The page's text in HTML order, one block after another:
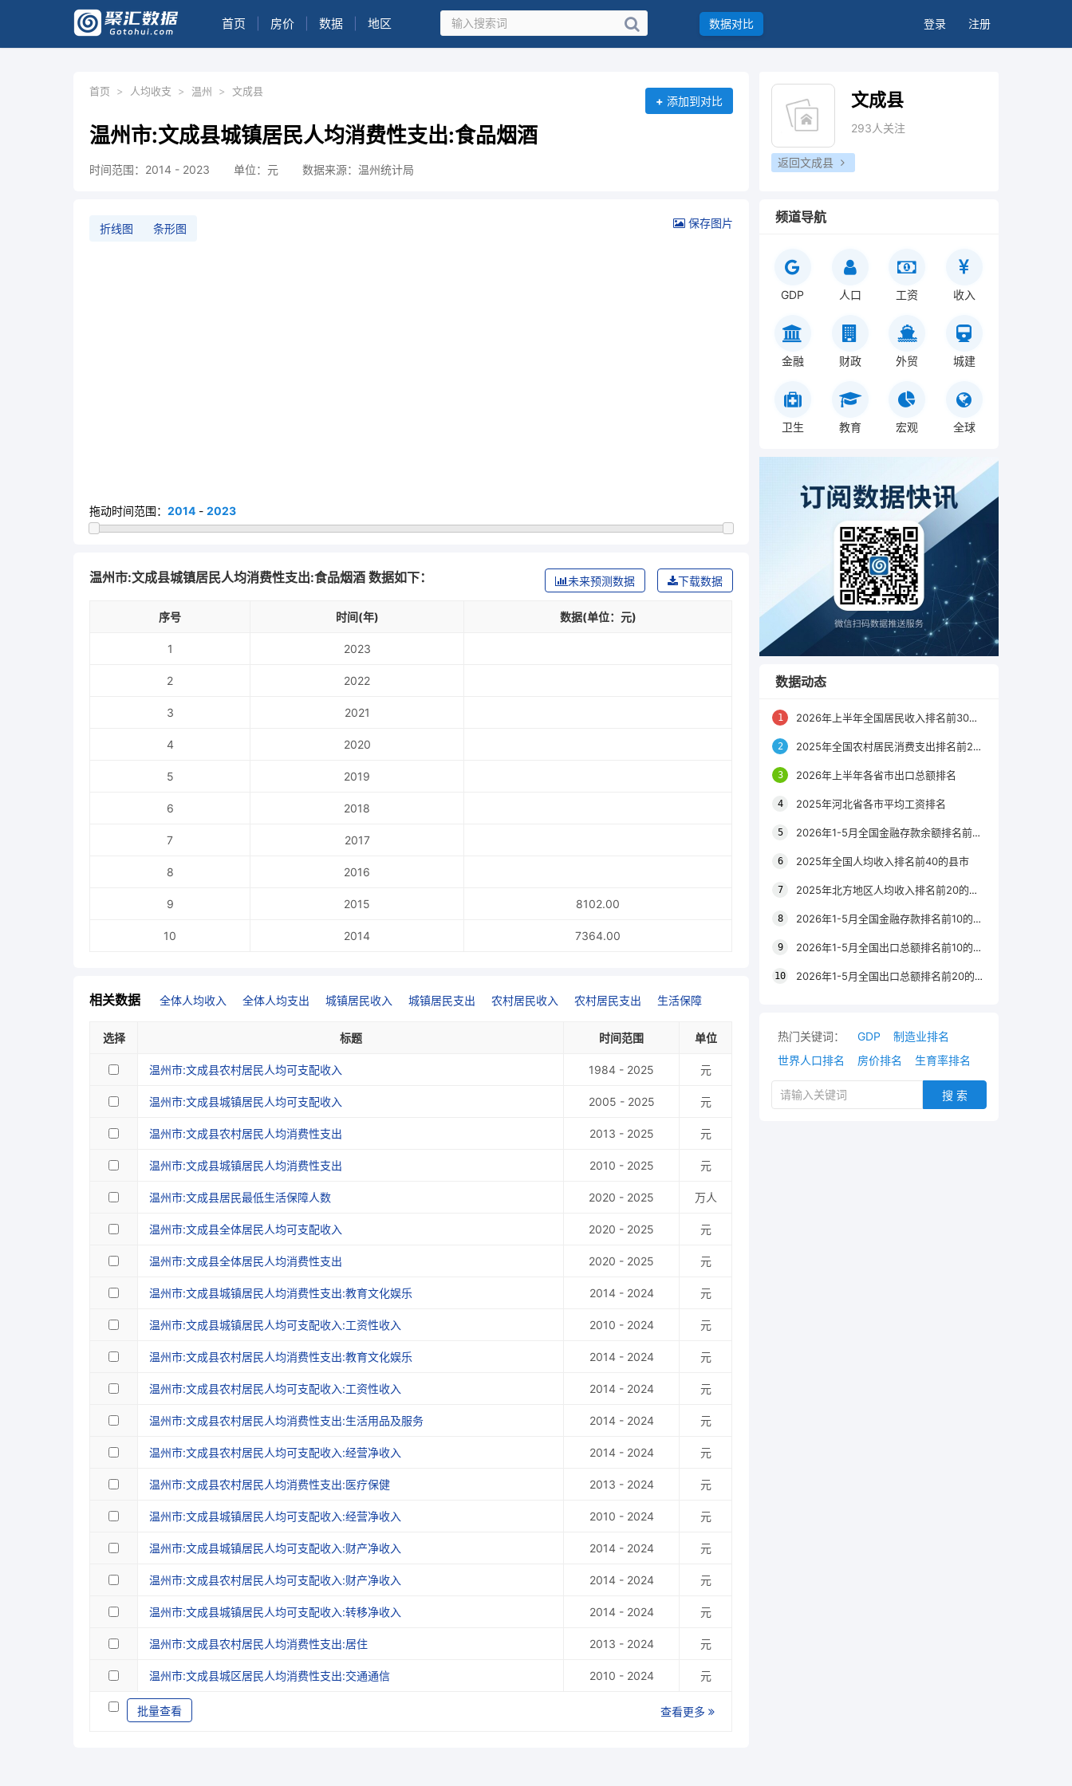
首页 房价 数据 地区 数据对比 登录 注册
首页 > 人均收支 > 温州 > 文成县
温州市:文成县城镇居民人均消费性支出:食品烟酒
时间范围：2014 - 2023 单位：元 数据来源：温州统计局
+ 添加到对比
折线图 条形图 保存图片
拖动时间范围： 2014 - 2023
温州市:文成县城镇居民人均消费性支出:食品烟酒 数据如下： 下载数据
未来预测数据
序号 时间(年) 数据(单位：元)
1 2023
2 2022
3 2021
4 2020
5 2019
6 2018
7 2017
8 2016
9 2015 8102.00
10 2014 7364.00
相关数据 全体人均收入 全体人均支出 城镇居民收入 城镇居民支出 农村居民收入 农村居民支出 生活保障
选择 标题 时间范围 单位
温州市:文成县农村居民人均可支配收入 1984 - 2025 元
温州市:文成县城镇居民人均可支配收入 2005 - 2025 元
温州市:文成县农村居民人均消费性支出 2013 - 2025 元
温州市:文成县城镇居民人均消费性支出 2010 - 2025 元
温州市:文成县居民最低生活保障人数 2020 - 2025 万人
温州市:文成县全体居民人均可支配收入 2020 - 2025 元
温州市:文成县全体居民人均消费性支出 2020 - 2025 元
温州市:文成县城镇居民人均消费性支出:教育文化娱乐 2014 - 2024 元
温州市:文成县城镇居民人均可支配收入:工资性收入 2010 - 2024 元
温州市:文成县农村居民人均消费性支出:教育文化娱乐 2014 - 2024 元
温州市:文成县农村居民人均可支配收入:工资性收入 2014 - 2024 元
温州市:文成县农村居民人均消费性支出:生活用品及服务 2014 - 2024 元
温州市:文成县农村居民人均可支配收入:经营净收入 2014 - 2024 元
温州市:文成县农村居民人均消费性支出:医疗保健 2013 - 2024 元
温州市:文成县城镇居民人均可支配收入:经营净收入 2010 - 2024 元
温州市:文成县城镇居民人均可支配收入:财产净收入 2014 - 2024 元
温州市:文成县农村居民人均可支配收入:财产净收入 2014 - 2024 元
温州市:文成县城镇居民人均可支配收入:转移净收入 2014 - 2024 元
温州市:文成县农村居民人均消费性支出:居住 2013 - 2024 元
温州市:文成县城区居民人均消费性支出:交通通信 2010 - 2024 元
批量查看 查看更多
文成县
293人关注
返回文成县
频道导航
GDP 人口 工资 收入
金融 财政 外贸 城建
卫生 教育 宏观 全球
数据动态
2026年上半年全国居民收入排名前30的区县
2025年全国农村居民消费支出排名前20的城市
2026年上半年各省市出口总额排名
2025年河北省各市平均工资排名
2026年1-5月全国金融存款余额排名前20的城市
2025年全国人均收入排名前40的县市
2025年北方地区人均收入排名前20的城市
2026年1-5月全国金融存款排名前10的省份
2026年1-5月全国出口总额排名前10的省市
2026年1-5月全国出口总额排名前20的城市
热门关键词： GDP
制造业排名
世界人口排名
房价排名 生育率排名
搜 索